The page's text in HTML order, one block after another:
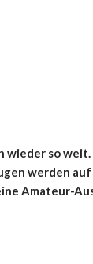
wieder so weit.
werden
Amateur-